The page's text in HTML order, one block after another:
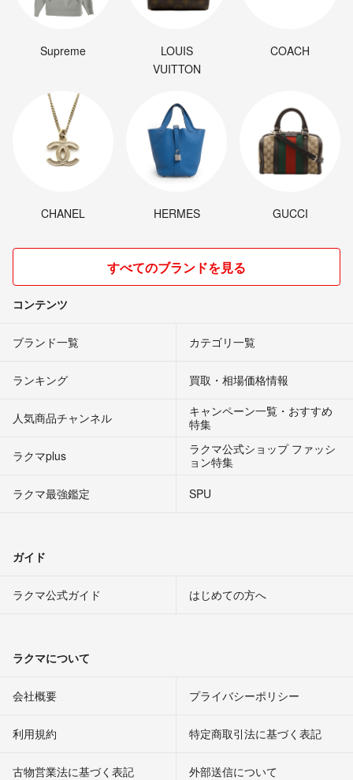
Supreme
LOUIS
VUITTON
COACH
CHANEL HERMES GUCCI
すべてのブランドを見る
コンテンツ
ブランド一覧 カテゴリ一覧
ランキング 買取・相場価格情報
人気商品チャンネル
キャンペーン一覧・おすすめ
特集
ラクマplus
ラクマ公式ショップ ファッシ
ョン特集
ラクマ最強鑑定
SPU
ガイド
ラクマ公式ガイド はじめての方へ
ラクマについて
会社概要 プライバシーポリシー
利用規約 特定商取引法に基づく表記
古物営業法に基づく表記 外部送信について